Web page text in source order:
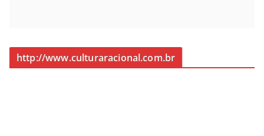
http://www.culturaracional.com.br